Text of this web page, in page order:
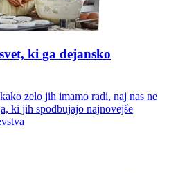
ki ga dejansko
zelo jih imamo radi, naj nas ne
ki jih spodbujajo najnovejše